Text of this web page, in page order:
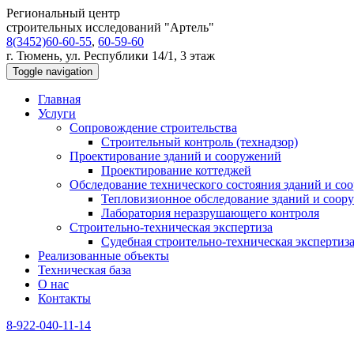
Региональный центр
строительных исследований "Артель"
8(3452)60-60-55, 60-59-60
г. Тюмень, ул. Республики 14/1, 3 этаж
Toggle navigation
Главная
Услуги
Сопровождение строительства
Строительный контроль (технадзор)
Проектирование зданий и сооружений
Проектирование коттеджей
Обследование технического состояния зданий и
Тепловизионное обследование зданий и
Лаборатория неразрушающего контроля
Строительно-техническая экспертиза
Судебная строительно-техническая экспертиза
Реализованные объекты
Техническая база
О нас
Контакты
8-922-040-11-14